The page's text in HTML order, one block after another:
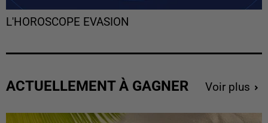
L'HOROSCOPE EVASION
ACTUELLEMENT À GAGNER Voir plus